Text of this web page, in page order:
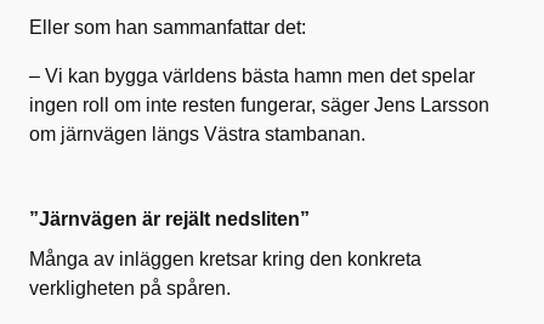
Eller som han sammanfattar det:
– Vi kan bygga världens bästa hamn men det spelar
ingen roll om inte resten fungerar, säger Jens Larsson
om järnvägen längs Västra stambanan.
”Järnvägen är rejält nedsliten”
Många av inläggen kretsar kring den konkreta
verkligheten på spåren.